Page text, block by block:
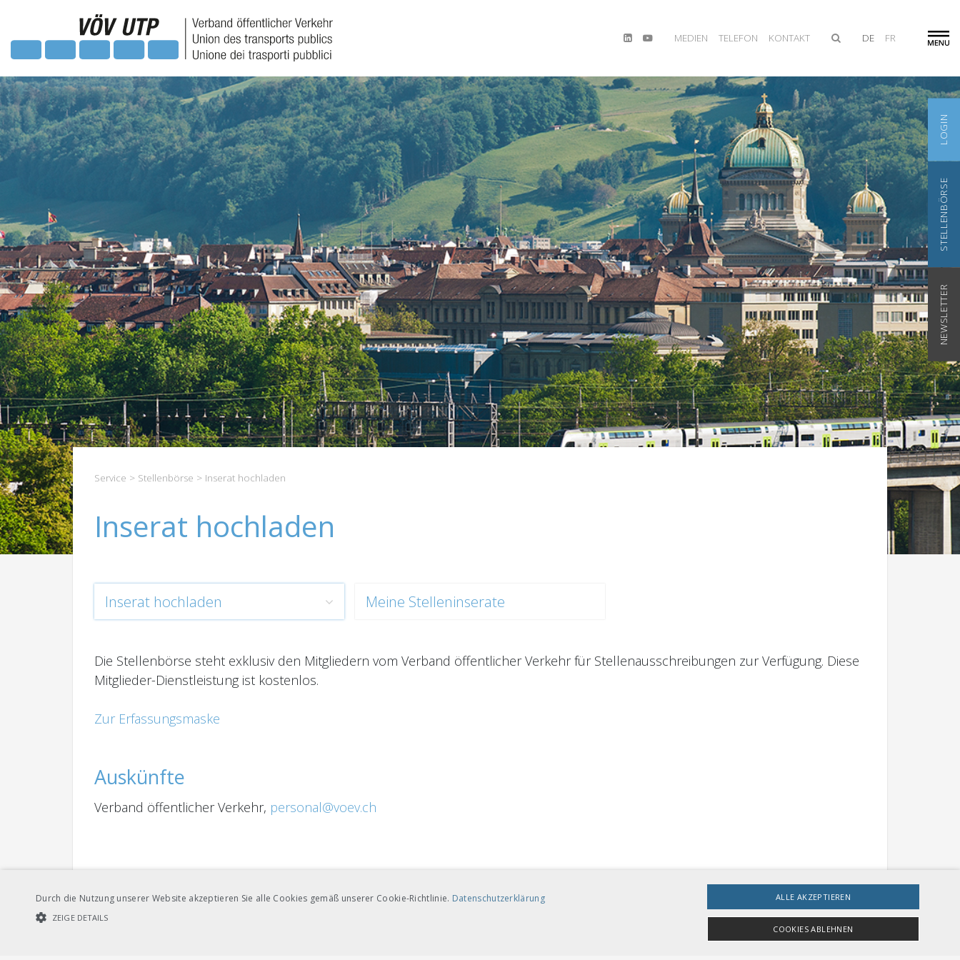
MEDIEN TELEFON KONTAKT DE FR
LOGIN
STELLENBÖRSE
NEWSLETTER
Service > Stellenbörse > Inserat hochladen
Inserat hochladen
Inserat hochladen Meine Stelleninserate
Die Stellenbörse steht exklusiv den Mitgliedern vom Verband öffentlicher Verkehr für Stellenausschreibungen zur Verfügung. Diese
Mitglieder-Dienstleistung ist kostenlos.
Zur Erfassungsmaske
Auskünfte
Verband öffentlicher Verkehr, personal@voev.ch
Durch die Nutzung unserer Website akzeptieren Sie alle Cookies gemäß unserer Cookie-Richtlinie. Datenschutzerklärung
ZEIGE DETAILS
ALLE AKZEPTIEREN
COOKIES ABLEHNEN